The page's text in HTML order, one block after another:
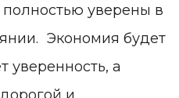
полностью уверены в
Экономия будет
уверенность, а